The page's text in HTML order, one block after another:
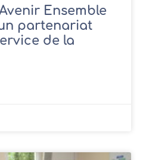
Ensemble
partenariat
de la